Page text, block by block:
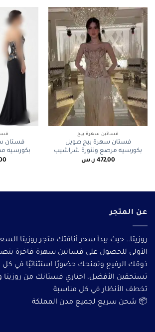
فساتين سهرة بيج
فستان سهرة بيج طويل
بكورسيه مرصع وتنورة شراشيب
472,00 ر.س
فستان
بكورسيه
عن المتجر
روزيتا.. حيث يبدأ سحر أناقتك متجر روزيتا
الأولى للحصول على فساتين سهرة فاخرة
ذوقك الرفيع وتمنحك حضورًا استثنائيًا في كل
تستحقين الأفضل، اختاري فستانك من روزيتا
تخطف الأنظار في كل مناسبة
📦 شحن سريع لجميع مدن المملكة